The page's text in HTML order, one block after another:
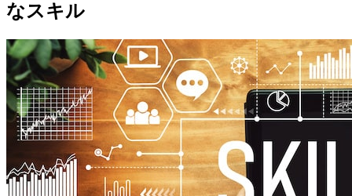
なスキル